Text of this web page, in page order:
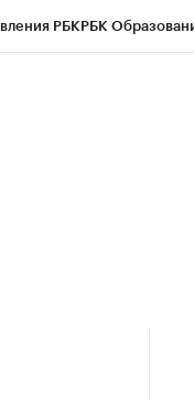
РБКРБК